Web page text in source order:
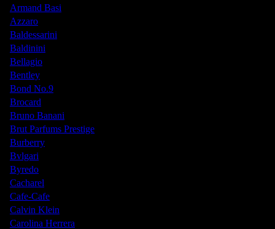
Armand Basi
Azzaro
Baldessarini
Baldinini
Bellagio
Bentley
Bond No.9
Brocard
Bruno Banani
Brut Parfums Prestige
Burberry
Bvlgari
Byredo
Cacharel
Cafe-Cafe
Calvin Klein
Carolina Herrera